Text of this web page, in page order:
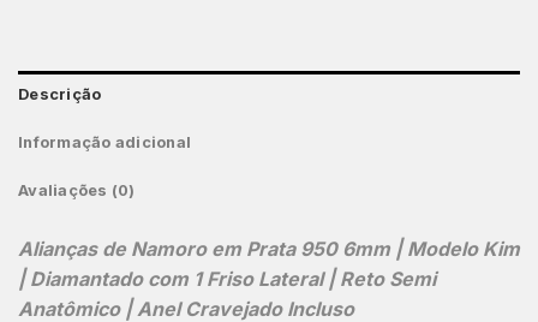
Descrição
Informação adicional
Avaliações (0)
Alianças de Namoro em Prata 950 6mm | Modelo Kim
| Diamantado com 1 Friso Lateral | Reto Semi
Anatômico | Anel Cravejado Incluso